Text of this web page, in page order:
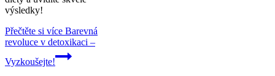
výsledky!
Přečtěte si více Barevná
revoluce v detoxikaci –
Vyzkoušejte!